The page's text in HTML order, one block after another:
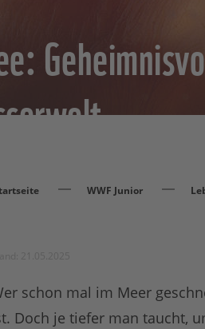
WWF Junior
schon mal im Meer
Doch je tiefer man taucht,